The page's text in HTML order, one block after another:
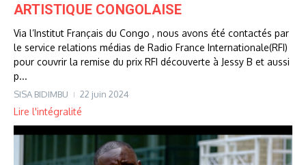
ARTISTIQUE CONGOLAISE
Via l’Institut Français du Congo , nous avons été contactés par
le service relations médias de Radio France Internationale(RFI)
pour couvrir la remise du prix RFI découverte à Jessy B et aussi
p...
SISA BIDIMBU 22 juin 2024
Lire l'intégralité